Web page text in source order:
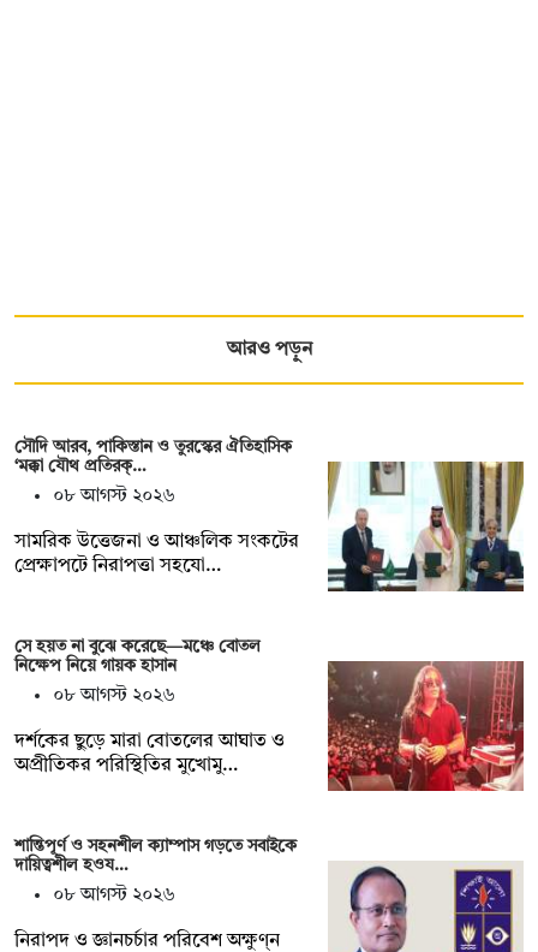
আরও পড়ুন
সৌদি আরব, পাকিস্তান ও তুরস্কের ঐতিহাসিক
‘মক্কা যৌথ প্রতিরক্…
০৮ আগস্ট ২০২৬
সামরিক উত্তেজনা ও আঞ্চলিক সংকটের
প্রেক্ষাপটে নিরাপত্তা সহযো…
সে হয়ত না ‍বুঝে করেছে—মঞ্চে বোতল
নিক্ষেপ নিয়ে গায়ক হাসান
০৮ আগস্ট ২০২৬
দর্শকের ছুড়ে মারা বোতলের আঘাত ও
অপ্রীতিকর পরিস্থিতির মুখোমু…
শান্তিপূর্ণ ও সহনশীল ক্যাম্পাস গড়তে সবাইকে
দায়িত্বশীল হওয…
০৮ আগস্ট ২০২৬
নিরাপদ ও জ্ঞানচর্চার পরিবেশ অক্ষুণ্ন